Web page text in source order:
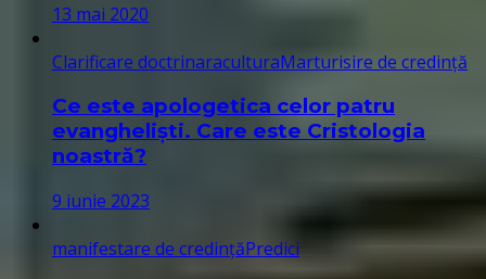
13 mai 2020
Clarificare doctrinaraculturaMarturisire de credință
Ce este apologetica celor patru
evangheliști. Care este Cristologia
noastră?
9 iunie 2023
manifestare de credințăPredici